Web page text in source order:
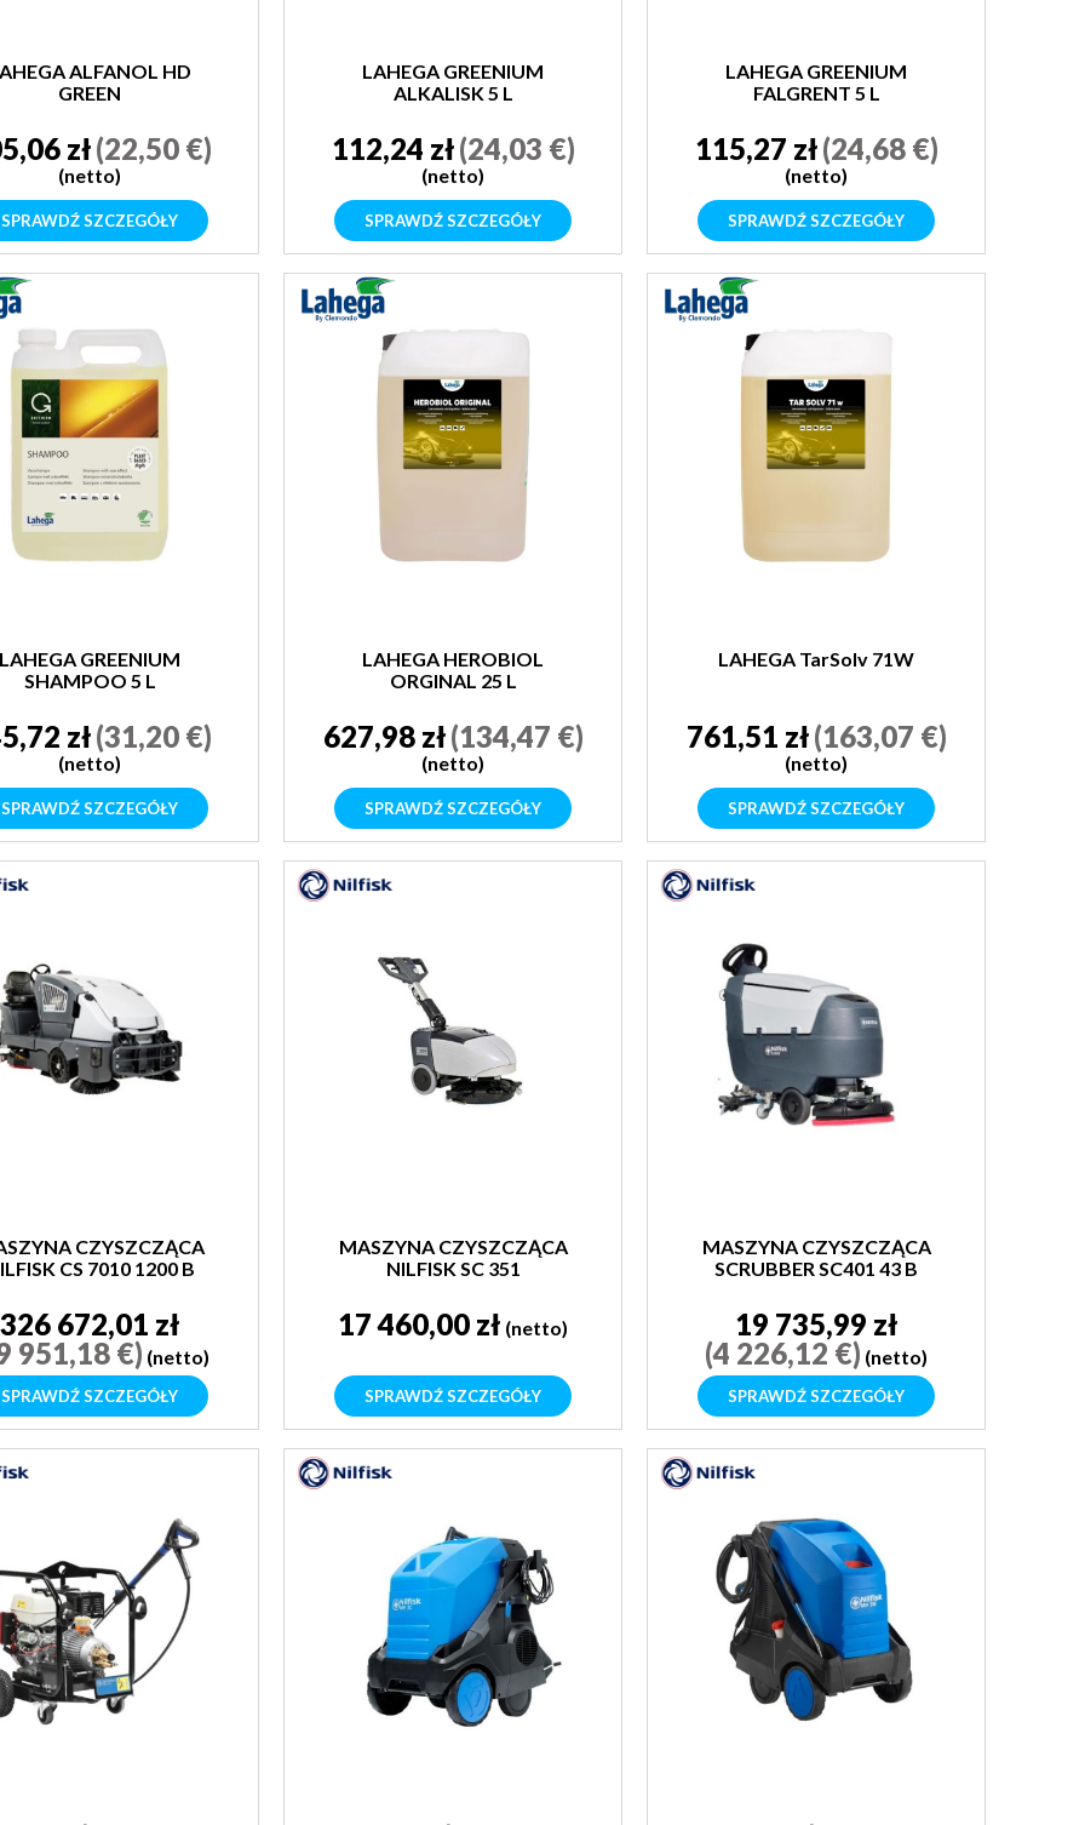
ALFANOL HD
GREEN
zł(22,50 €)
(netto)
SPRAWDŹ SZCZEGÓŁY
LAHEGA GREENIUM
ALKALISK 5 L
112,24 zł(24,03 €)
(netto)
SPRAWDŹ SZCZEGÓŁY
LAHEGA GREENIUM
FALGRENT 5 L
115,27 zł(24,68 €)
(netto)
SPRAWDŹ SZCZEGÓŁY
LAHEGA GREENIUM
SHAMPOO 5 L
zł(31,20 €)
(netto)
SPRAWDŹ SZCZEGÓŁY
LAHEGA HEROBIOL
ORGINAL 25 L
627,98 zł(134,47 €)
(netto)
SPRAWDŹ SZCZEGÓŁY
LAHEGA TarSolv 71W
761,51 zł(163,07 €)
(netto)
SPRAWDŹ SZCZEGÓŁY
CZYSZCZĄCA
CS 7010 1200 B
326 672,01 zł
951,18 €) (netto)
SPRAWDŹ SZCZEGÓŁY
MASZYNA CZYSZCZĄCA
NILFISK SC 351
17 460,00 zł (netto)
SPRAWDŹ SZCZEGÓŁY
MASZYNA CZYSZCZĄCA
SCRUBBER SC401 43 B
19 735,99 zł
(4 226,12 €) (netto)
SPRAWDŹ SZCZEGÓŁY